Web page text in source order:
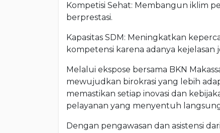
Kompetisi Sehat: Membangun iklim
berprestasi.
Kapasitas SDM: Meningkatkan
kompetensi karena adanya kejelasan
Melalui ekspose bersama BKN
mewujudkan birokrasi yang lebih
memastikan setiap inovasi dan
pelayanan yang menyentuh
Dengan pengawasan dan asistensi